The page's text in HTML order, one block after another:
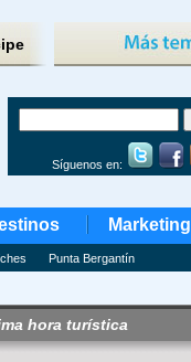
Síguenos en:
Marketing
Punta Bergantín
hora turística